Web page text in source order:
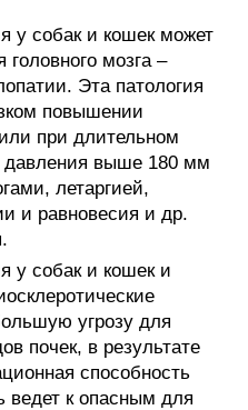
у собак и кошек может
мозга –
Эта патология
повышении
при длительном
давления выше 180 мм
летаргией,
и равновесия и др.
у собак и кошек и
угрозу для
почек, в результате
способность
ведет к опасным для